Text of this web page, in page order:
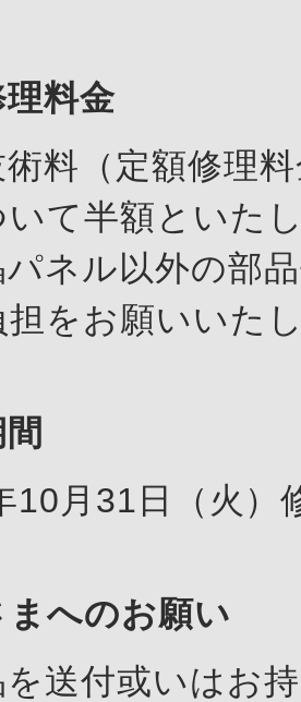
料金
料（定額修理
いて半額といた
ネル以外の部
担をお願いいた
10月31日（火）
まへのお願い
送付或いはお